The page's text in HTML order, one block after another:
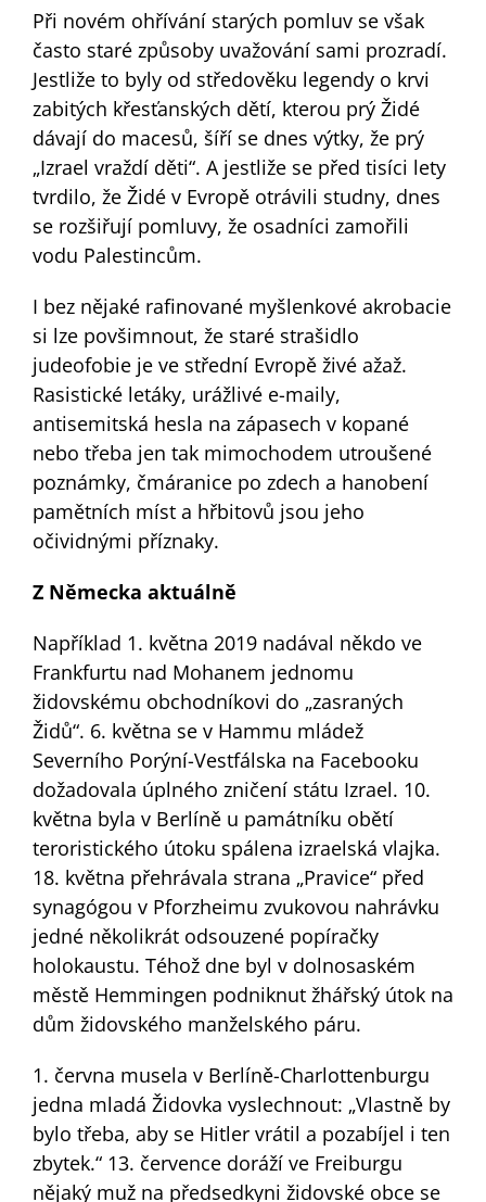
Při novém ohřívání starých pomluv se však
často staré způsoby uvažování sami prozradí.
Jestliže to byly od středověku legendy o krvi
zabitých křesťanských dětí, kterou prý Židé
dávají do macesů, šíří se dnes výtky, že prý
„Izrael vraždí děti“. A jestliže se před tisíci lety
tvrdilo, že Židé v Evropě otrávili studny, dnes
se rozšiřují pomluvy, že osadníci zamořili
vodu Palestincům.
I bez nějaké rafinované myšlenkové akrobacie
si lze povšimnout, že staré strašidlo
judeofobie je ve střední Evropě živé ažaž.
Rasistické letáky, urážlivé e-maily,
antisemitská hesla na zápasech v kopané
nebo třeba jen tak mimochodem utroušené
poznámky, čmáranice po zdech a hanobení
pamětních míst a hřbitovů jsou jeho
očividnými příznaky.
Z Německa aktuálně
Například 1. května 2019 nadával někdo ve
Frankfurtu nad Mohanem jednomu
židovskému obchodníkovi do „zasraných
Židů“. 6. května se v Hammu mládež
Severního Porýní-Vestfálska na Facebooku
dožadovala úplného zničení státu Izrael. 10.
května byla v Berlíně u památníku obětí
teroristického útoku spálena izraelská vlajka.
18. května přehrávala strana „Pravice“ před
synagógou v Pforzheimu zvukovou nahrávku
jedné několikrát odsouzené popíračky
holokaustu. Téhož dne byl v dolnosaském
městě Hemmingen podniknut žhářský útok na
dům židovského manželského páru.
1. června musela v Berlíně-Charlottenburgu
jedna mladá Židovka vyslechnout: „Vlastně by
bylo třeba, aby se Hitler vrátil a pozabíjel i ten
zbytek.“ 13. července doráží ve Freiburgu
nějaký muž na předsedkyni židovské obce se